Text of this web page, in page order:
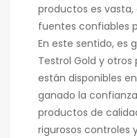
productos es
fuentes confiables
En este sentido, es
Testrol Gold y
están disponibles
ganado la
productos de
rigurosos controles